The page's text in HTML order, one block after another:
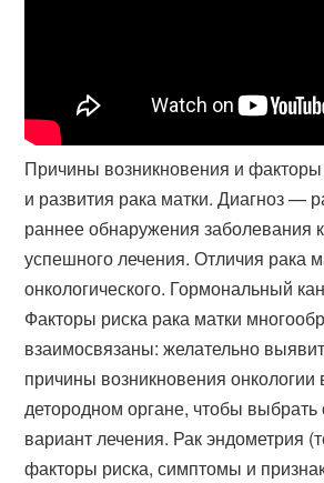
Причины возникновения и
и развития рака матки. Диагноз —
раннее обнаружения заболевания
успешного лечения. Отличия рака
онкологического. Гормональный
Факторы риска рака матки
взаимосвязаны: желательно
причины возникновения онкологии
детородном органе, чтобы
вариант лечения. Рак эндометрия
факторы риска, симптомы и